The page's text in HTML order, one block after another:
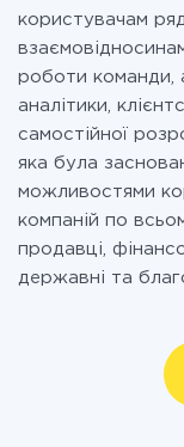
користувачам
роботи команди,
аналітики,
самостійної
яка була
можливостями
компаній по
продавці,
державні та